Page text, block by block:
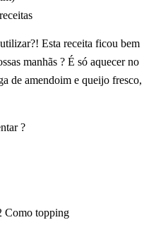
Esta receita ficou bem
manhãs ? É só aquecer no
de amendoim e queijo fresco,
?
Como topping